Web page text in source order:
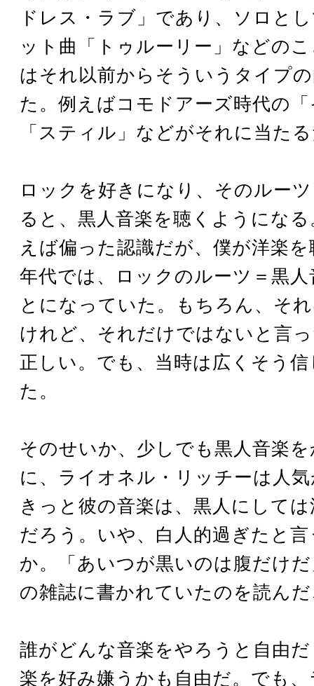
ドレス・ラブ」であり、ソロと
ット曲「トゥルーリー」などの
はそれ以前からそういうタイプ
た。例えばコモドアーズ時代の
「スティル」などがそれに当た
ロックを好きになり、そのルー
ると、黒人音楽を聴くようにな
えば偏った認識だが、僕が洋楽
年代では、ロックのルーツ＝黒
とになっていた。もちろん、そ
けれど、それだけではないと言
正しい。でも、当時は広くそう
た。
そのせいか、少しでも黒人音楽
に、ライオネル・リッチーは人
きっと彼の音楽は、黒人にして
だろう。いや、白人的過ぎたと
か。「あいつが黒いのは腹だけ
の雑誌に書かれていたのを読ん
誰がどんな音楽をやろうと自由
楽を好み嫌うかも自由だ。でも